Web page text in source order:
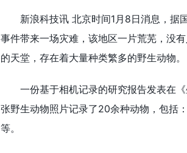
新浪科技讯 北京时间1月8日消息，据
事件带来一场灾难，该地区一片荒芜，没
的天堂，存在着大量种类繁多的野生动物。
一份基于相机记录的研究报告发表在《
张野生动物照片记录了20余种动物，包括
等。